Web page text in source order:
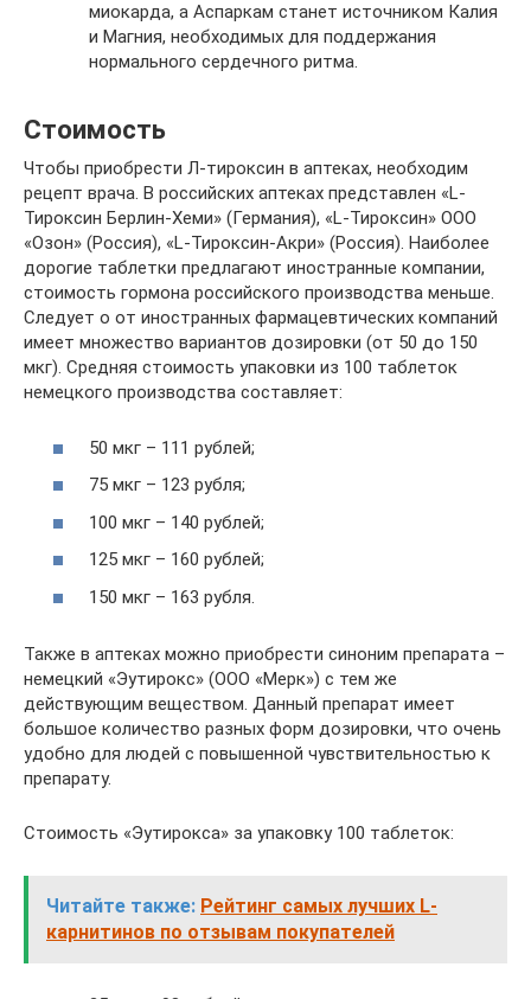
миокарда, а Аспаркам станет источником Калия
и Магния, необходимых для поддержания
нормального сердечного ритма.
Стоимость
Чтобы приобрести Л-тироксин в аптеках, необходим
рецепт врача. В российских аптеках представлен «L-
Тироксин Берлин-Хеми» (Германия), «L-Тироксин» ООО
«Озон» (Россия), «L-Тироксин-Акри» (Россия). Наиболее
дорогие таблетки предлагают иностранные компании,
стоимость гормона российского производства меньше.
Следует о от иностранных фармацевтических компаний
имеет множество вариантов дозировки (от 50 до 150
мкг). Средняя стоимость упаковки из 100 таблеток
немецкого производства составляет:
50 мкг – 111 рублей;
75 мкг – 123 рубля;
100 мкг – 140 рублей;
125 мкг – 160 рублей;
150 мкг – 163 рубля.
Также в аптеках можно приобрести синоним препарата –
немецкий «Эутирокс» (ООО «Мерк») с тем же
действующим веществом. Данный препарат имеет
большое количество разных форм дозировки, что очень
удобно для людей с повышенной чувствительностью к
препарату.
Стоимость «Эутирокса» за упаковку 100 таблеток:
Читайте также: Рейтинг самых лучших L-
карнитинов по отзывам покупателей